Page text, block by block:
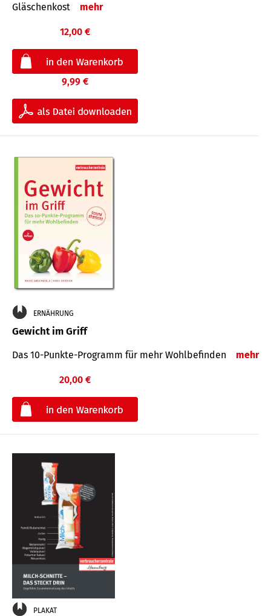
Gläschenkost
mehr
12,00 €
9,99 €
ERNÄHRUNG
Gewicht im Griff
Das 10-Punkte-Programm für mehr Wohlbefinden mehr
20,00 €
PLAKAT